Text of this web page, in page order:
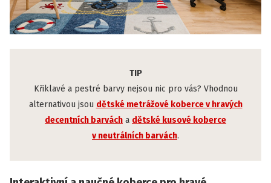
TIP
Křiklavé a pestré barvy nejsou nic pro vás? Vhodnou
alternativou jsou dětské metrážové koberce v hravých
decentních barvách a dětské kusové koberce
v neutrálních barvách.